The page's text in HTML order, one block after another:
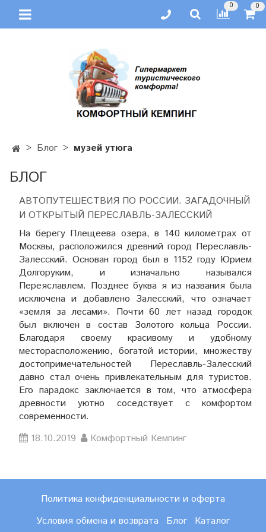
0 0
Блог музей утюга
БЛОГ
АВТОПУТЕШЕСТВИЯ ПО РОССИИ. ЗАГАДОЧНЫЙ
И ОТКРЫТЫЙ ПЕРЕСЛАВЛЬ-ЗАЛЕССКИЙ
На берегу Плещеева озера, в 140 километрах от
Москвы, расположился древний город Переславль-
Залесский. Основан город был в 1152 году Юрием
Долгоруким, и изначально назывался
Переяславлем. Позднее буква я из названия была
исключена и добавлено Залесский, что означает
«земля за лесами». Почти 60 лет назад городок
был включен в состав Золотого кольца России.
Благодаря своему красивому и удобному
месторасположению, богатой истории, множеству
достопримечательностей Переславль-Залесский
давно стал очень привлекательным для туристов.
Его парадокс заключается в том, что атмосфера
древности уютно соседствует с комфортом
современности.
18.10.2019
Комфортный Кемпинг
Политика конфиденциальности и оферта
Условия обмена и возврата
Блог Каталог